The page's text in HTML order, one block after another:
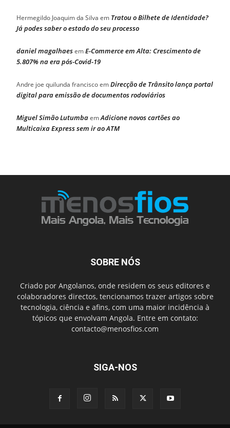
Hermegildo Joaquim da Silva em Tratou o Bilhete de Identidade?
Já podes saber o estado do seu processo
daniel magalhaesemE-Commerce em Alta: Crescimento de
5.807% na era pós-Covid-19
Andre joe quilunda franciscoemDirecção de Trânsito lança portal
digital para emissão de documentos rodoviários
Miguel Simão LutumbaemAdicione novos cartões ao
Multicaixa Express sem ir ao ATM
SOBRE NÓS
Criado por Angolanos, onde residem os seus editores e
colaboradores directos, tencionamos trazer artigos sobre
tecnologia, ciência e afins, com uma maior incidência à
tópicos que envolvam Angola. Entre em contato:
contacto@menosfios.com
SIGA-NOS